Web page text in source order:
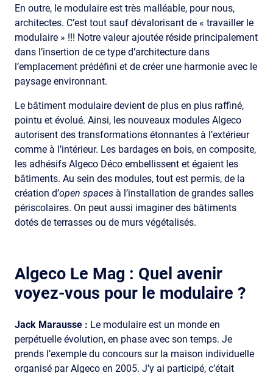
En outre, le modulaire est très malléable, pour nous,
architectes. C’est tout sauf dévalorisant de « travailler le
modulaire » !!! Notre valeur ajoutée réside principalement
dans l’insertion de ce type d’architecture dans
l’emplacement prédéfini et de créer une harmonie avec le
paysage environnant.
Le bâtiment modulaire devient de plus en plus raffiné,
pointu et évolué. Ainsi, les nouveaux modules Algeco
autorisent des transformations étonnantes à l’extérieur
comme à l’intérieur. Les bardages en bois, en composite,
les adhésifs Algeco Déco embellissent et égaient les
bâtiments. Au sein des modules, tout est permis, de la
création d’open spaces à l’installation de grandes salles
périscolaires. On peut aussi imaginer des bâtiments
dotés de terrasses ou de murs végétalisés.
Algeco Le Mag : Quel avenir
voyez-vous pour le modulaire ?
Jack Marausse : Le modulaire est un monde en
perpétuelle évolution, en phase avec son temps. Je
prends l’exemple du concours sur la maison individuelle
organisé par Algeco en 2005. J’y ai participé, c’était